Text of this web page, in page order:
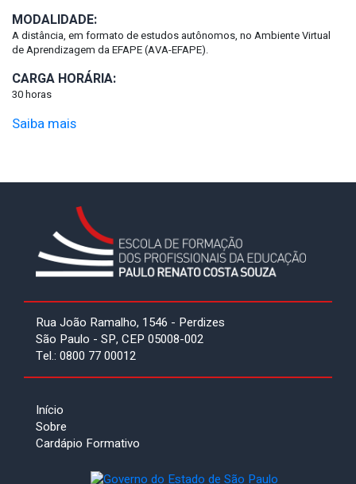
MODALIDADE:
A distância, em formato de estudos autônomos, no Ambiente Virtual
de Aprendizagem da EFAPE (AVA-EFAPE).
CARGA HORÁRIA:
30 horas
Saiba mais
Rua João Ramalho, 1546 - Perdizes
São Paulo - SP, CEP 05008-002
Tel.: 0800 77 00012
Início
Sobre
Cardápio Formativo